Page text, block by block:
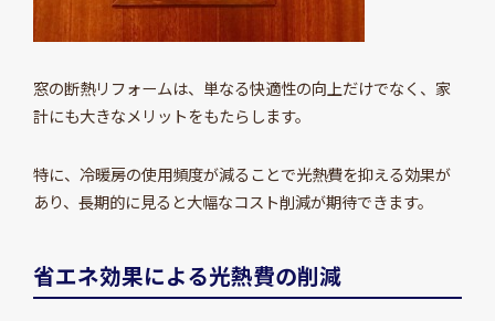
窓の断熱リフォームは、単なる快適性の向上だけでなく、家
計にも大きなメリットをもたらします。
特に、冷暖房の使用頻度が減ることで光熱費を抑える効果が
あり、長期的に見ると大幅なコスト削減が期待できます。
省エネ効果による光熱費の削減